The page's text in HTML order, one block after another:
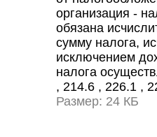
организация -
обязана
сумму налога,
исключением
налога
, 214.6 , 226.1 ,
Размер: 24 КБ